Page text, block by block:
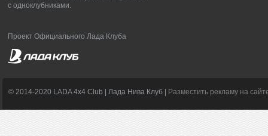
с одноклубниками.
Проект Официального Лада Клуба
© 2014-2020 LADA 4x4 Club | Лада Нива Клуб | Разместить рекламу на